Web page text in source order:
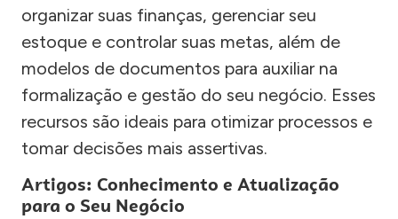
organizar suas finanças, gerenciar seu
estoque e controlar suas metas, além de
modelos de documentos para auxiliar na
formalização e gestão do seu negócio. Esses
recursos são ideais para otimizar processos e
tomar decisões mais assertivas.
Artigos: Conhecimento e Atualização
para o Seu Negócio